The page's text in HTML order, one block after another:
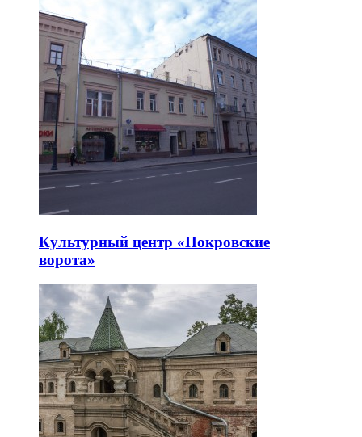
Культурный центр «Покровские
ворота»